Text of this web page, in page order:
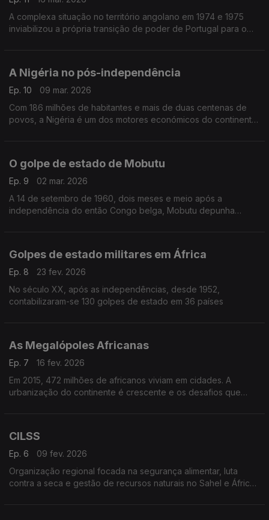
A complexa situação no território angolano em 1974 e 1975
inviabilizou a própria transição de poder de Portugal para o
A Nigéria no pós-independência
Ep. 10
09 mar. 2026
Com 186 milhões de habitantes e mais de duas centenas de
povos, a Nigéria é um dos motores económicos do continente
O golpe de estado de Mobutu
Ep. 9
02 mar. 2026
A 14 de setembro de 1960, dois meses e meio após a
independência do então Congo belga, Mobutu depunha
Golpes de estado militares em África
Ep. 8
23 fev. 2026
No século XX, após as independências, desde 1952,
contabilizaram-se 130 golpes de estado em 36 países
As Megalópoles Africanas
Ep. 7
16 fev. 2026
Em 2015, 472 milhões de africanos viviam em cidades. A
urbanização do continente é crescente e os desafios que
CILSS
Ep. 6
09 fev. 2026
Organização regional focada na segurança alimentar, luta
contra a seca e gestão de recursos naturais no Sahel e África